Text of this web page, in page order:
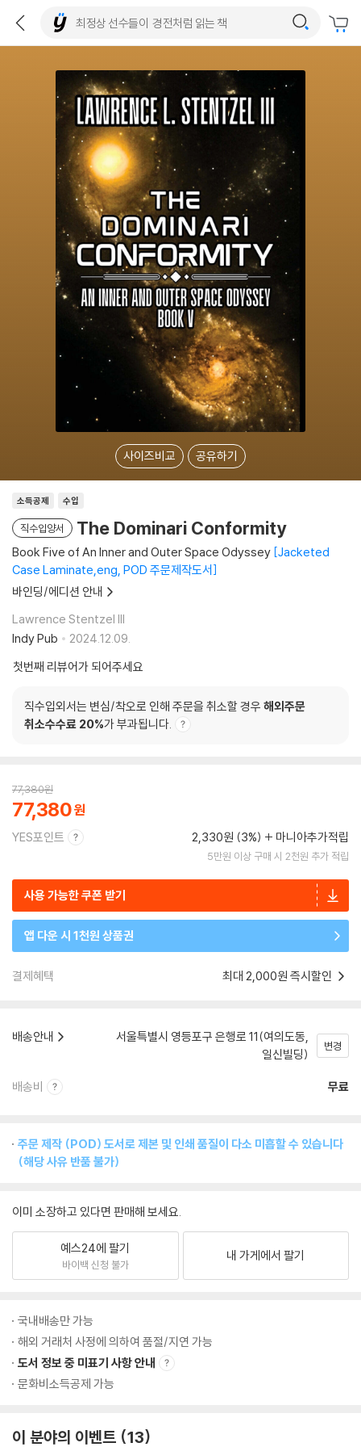
사이즈비교 공유하기
소득공제 수입
직수입양서 The Dominari Conformity
Book Five of An Inner and Outer Space Odyssey Jacketed
Case Laminate,eng, POD 주문제작도서
바인딩/에디션 안내
Lawrence Stentzel III
Indy Pub
2024.12.09.
첫번째 리뷰어가 되어주세요
직수입외서는 변심/착오로 인해 주문을 취소할 경우 해외주문
취소수수료 20%가 부과됩니다.
77,380원
77,380
YES포인트 2,330원 (3%) 마니아추가적립
5만원 이상 구매 시 2천원 추가 적립
사용 가능한 쿠폰 받기
앱 다운 시 1천원 상품권
결제혜택 최대 2,000원 즉시할인
배송안내
서울특별시 영등포구 은행로 11(여의도동,
일신빌딩)
변경
배송비 무료
주문 제작 (POD) 도서로 제본 및 인쇄 품질이 다소 미흡할 수 있습니다
(해당 사유 반품 불가)
이미 소장하고 있다면 판매해 보세요.
예스24에 팔기
바이백 신청 불가
내 가게에서 팔기
국내배송만 가능
해외 거래처 사정에 의하여 품절/지연 가능
도서 정보 중 미표기 사항 안내
문화비소득공제 가능
이 분야의 이벤트 13